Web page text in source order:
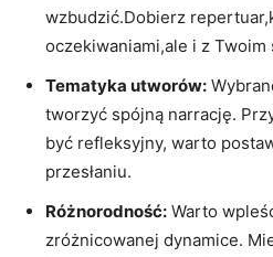
wzbudzić.Dobierz
oczekiwaniami,ale i z Twoim
Tematyka utworów:
tworzyć spójną narrację.
być refleksyjny, warto
przesłaniu.
Różnorodność: Warto
zróżnicowanej dynamice.